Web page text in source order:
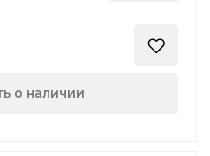
о наличии